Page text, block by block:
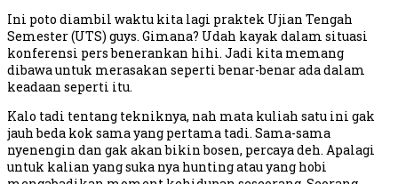
Ini poto diambil waktu kita lagi praktek Ujian Tengah
Semester (UTS) guys. Gimana? Udah kayak dalam situasi
konferensi pers benerankan hihi. Jadi kita memang
dibawa untuk merasakan seperti benar-benar ada dalam
keadaan seperti itu.
Kalo tadi tentang tekniknya, nah mata kuliah satu ini gak
jauh beda kok sama yang pertama tadi. Sama-sama
nyenengin dan gak akan bikin bosen, percaya deh. Apalagi
untuk kalian yang suka nya hunting atau yang hobi